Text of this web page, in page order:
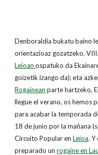
Denboraldia bukatu baino
orientazioaz gozatzeko.
Leioan ospatuko da
goizetik izango da); eta
Rogainean parte hartzeko,
llegue el verano, os hemos
para acabar la temporada
18 de junio por la mañana
Circuito Popular enLeioa. Y
preparado un rogaine en